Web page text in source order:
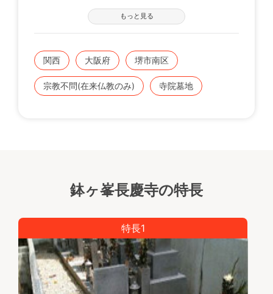
が開山した、長慶寺の墓地があります。
宗旨宗派問わず利用できます。
春風吹く満開の桜に包まれて安らかにお祀りのできる
聖地。
もっと見る
関西 大阪府 堺市南区
宗教不問(在来仏教のみ) 寺院墓地
鉢ヶ峯長慶寺の特長
特長1